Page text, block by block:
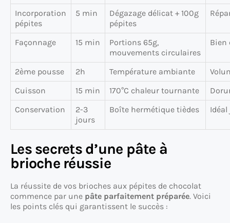
Incorporation
pépites
5 min
Dégazage délicat + 100g
pépites
Façonnage 15 min
Portions 65g,
mouvements circulaires
Bien
2ème pousse 2h Température ambiante
Cuisson
15 min 170°C chaleur tournante
Conservation
2-3
jours
Boîte hermétique tièdes
Les secrets d’une pâte à
brioche réussie
La réussite de vos brioches aux pépites de chocolat
commence par une pâte parfaitement préparée. Voici
les points clés qui garantissent le succès :